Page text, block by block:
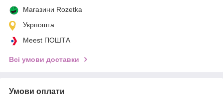
Магазини Rozetka
Укрпошта
Meest ПОШТА
Всі умови доставки
Умови оплати